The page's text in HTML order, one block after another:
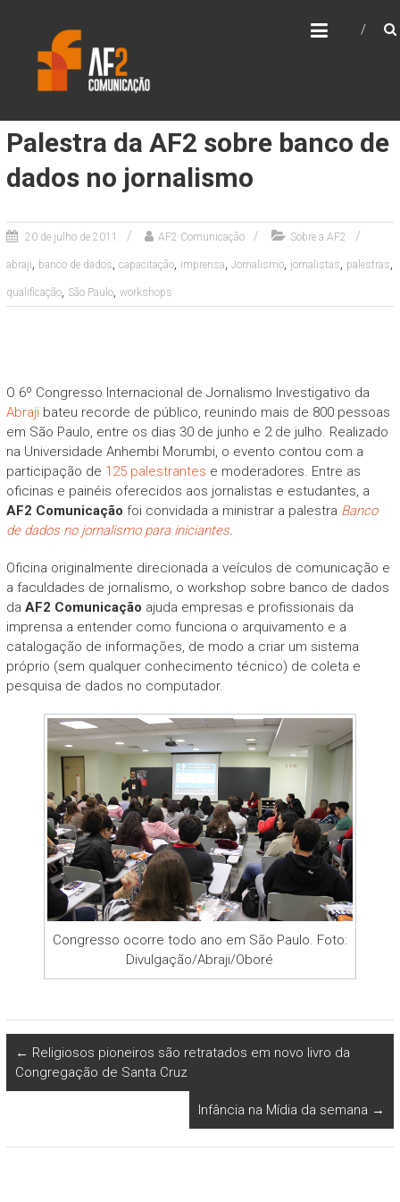
content
Palestra da AF2 sobre banco de
dados no jornalismo
20 de julho de 2011 AF2 Comunicação Sobre a AF2
abraji, banco de dados, capacitação, imprensa, Jornalismo, jornalistas, palestras,
qualificação, São Paulo, workshops
O 6º Congresso Internacional de Jornalismo Investigativo da
Abraji bateu recorde de público, reunindo mais de 800 pessoas
em São Paulo, entre os dias 30 de junho e 2 de julho. Realizado
na Universidade Anhembi Morumbi, o evento contou com a
participação de 125 palestrantes e moderadores. Entre as
oficinas e painéis oferecidos aos jornalistas e estudantes, a
AF2 Comunicação foi convidada a ministrar a palestra Banco
de dados no jornalismo para iniciantes.
Oficina originalmente direcionada a veículos de comunicação e
a faculdades de jornalismo, o workshop sobre banco de dados
da AF2 Comunicação ajuda empresas e profissionais da
imprensa a entender como funciona o arquivamento e a
catalogação de informações, de modo a criar um sistema
próprio (sem qualquer conhecimento técnico) de coleta e
pesquisa de dados no computador.
Congresso ocorre todo ano em São Paulo. Foto:
Divulgação/Abraji/Oboré
← Religiosos pioneiros são retratados em novo livro da
Congregação de Santa Cruz
Infância na Mídia da semana →